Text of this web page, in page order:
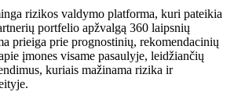
rizikos valdymo platforma, kuri pateikia
portfelio apžvalgą 360 laipsnių
prieiga prie prognostinių, rekomendacinių
įmones visame pasaulyje, leidžiančių
kuriais mažinama rizika ir